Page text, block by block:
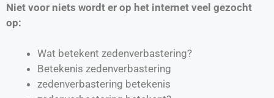
Niet voor niets wordt er op het internet veel gezocht
op:
Wat betekent zedenverbastering?
Betekenis zedenverbastering
zedenverbastering betekenis